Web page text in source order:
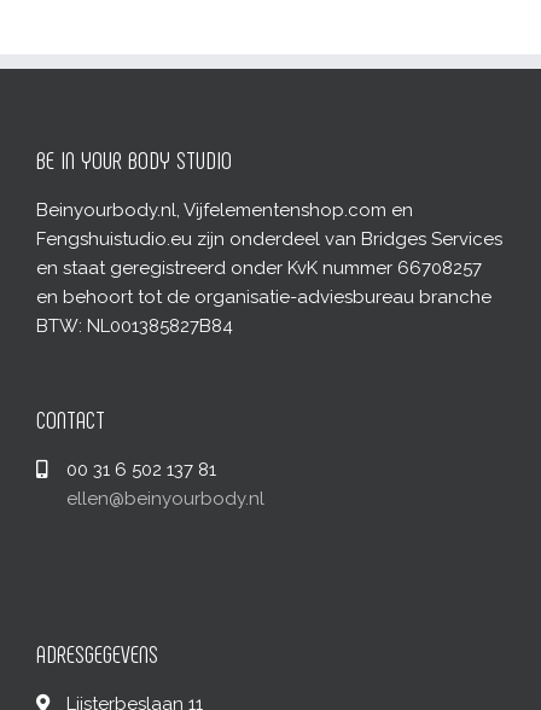
BE IN YOUR BODY STUDIO
Beinyourbody.nl, Vijfelementenshop.com en
Fengshuistudio.eu zijn onderdeel van Bridges Services
en staat geregistreerd onder KvK nummer 66708257
en behoort tot de organisatie-adviesbureau branche
BTW: NL001385827B84
CONTACT
00 31 6 502 137 81
ellen@beinyourbody.nl
ADRESGEGEVENS
Lijsterbeslaan 11